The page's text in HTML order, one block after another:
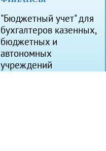
"Бюджетный учет" для
бухгалтеров казенных,
бюджетных и
автономных
учреждений